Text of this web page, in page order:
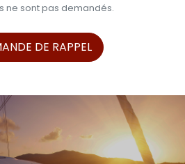
ne sont pas demandés.
DE RAPPEL